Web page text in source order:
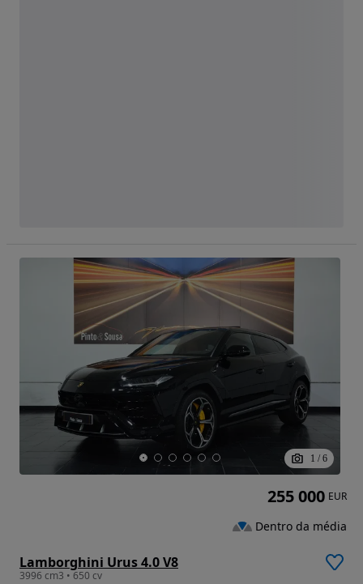
1 / 6
Lamborghini Urus 4.0 V8
3996 cm3 • 650 cv
255 000 EUR
Dentro da média